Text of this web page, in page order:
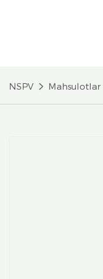
NSPV Mahsulotlar